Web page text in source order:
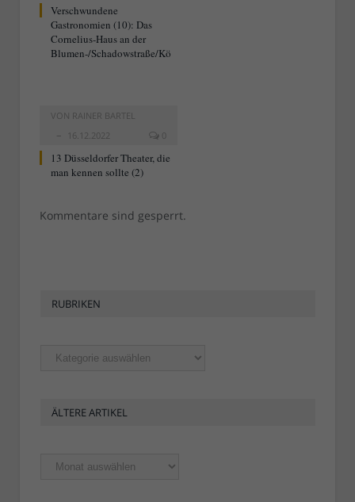
Verschwundene
Gastronomien (10): Das
Cornelius-Haus an der
Blumen-/Schadowstraße/Kö
VON RAINER BARTEL
16.12.2022
0
13 Düsseldorfer Theater, die
man kennen sollte (2)
Kommentare sind gesperrt.
RUBRIKEN
Rubriken
ÄLTERE ARTIKEL
Ältere
Artikel